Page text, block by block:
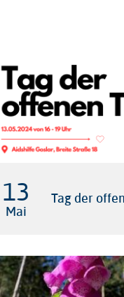
13
Mai
Tag der